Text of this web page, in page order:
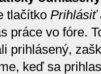
tlačítko Prihlásiť
práce vo fóre.
prihlásený,
keď sa